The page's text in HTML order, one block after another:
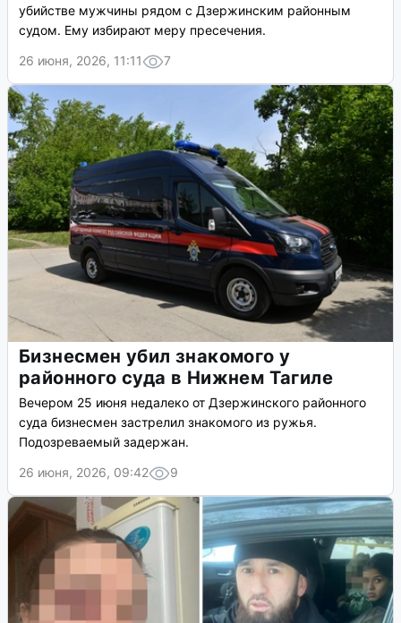
убийстве мужчины рядом с Дзержинским районным
судом. Ему избирают меру пресечения.
26 июня, 2026, 11:11
7
Бизнесмен убил знакомого у
районного суда в Нижнем Тагиле
Вечером 25 июня недалеко от Дзержинского районного
суда бизнесмен застрелил знакомого из ружья.
Подозреваемый задержан.
26 июня, 2026, 09:42
9